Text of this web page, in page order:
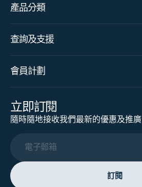
產品分類
查詢及支援
會員計劃
立即訂閱
隨時隨地接收我們最新的優惠及推廣
電子郵箱
訂閱